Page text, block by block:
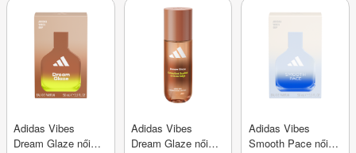
Adidas Vibes
Dream Glaze női
Adidas Vibes
Dream Glaze női
Adidas Vibes
Smooth Pace női